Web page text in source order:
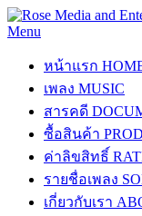
Menu
หน้าแรก
เพลง MUSIC
สารคดี
ซื้อสินค้า
ค่าลิขสิทธิ์
รายชื่อเพลง
เกี่ยวกับเรา